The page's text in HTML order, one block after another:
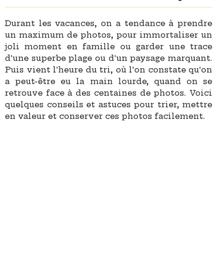
Durant les vacances, on a tendance à prendre
un maximum de photos, pour immortaliser un
joli moment en famille ou garder une trace
d'une superbe plage ou d'un paysage marquant.
Puis vient l'heure du tri, où l'on constate qu'on
a peut-être eu la main lourde, quand on se
retrouve face à des centaines de photos. Voici
quelques conseils et astuces pour trier, mettre
en valeur et conserver ces photos facilement.